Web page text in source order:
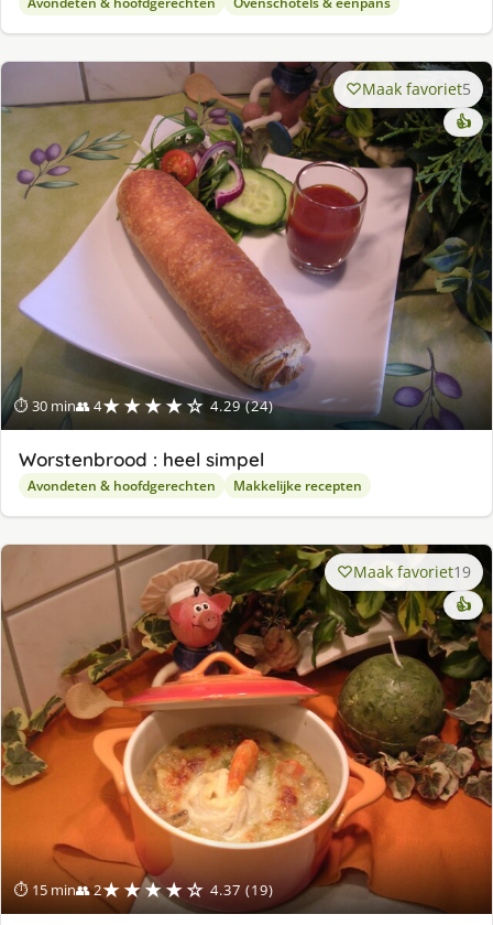
⏱ 30 min👥 4★★★★☆ 4.29 (24)
Maak favoriet5
👍
Worstenbrood : heel simpel
Avondeten & hoofdgerechten Makkelijke recepten
⏱ 15 min👥 2★★★★☆ 4.37 (19)
Maak favoriet19
👍